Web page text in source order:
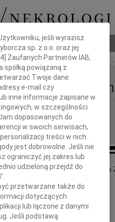
pogrzebowy
Ludera-Zimoch
zawiadamiamy, że dnia 24 sierpnia
Nasza Ukochana Mama
jeśli wyrazisz
sp. z o.o. oraz jej
] Zaufanych Partnerów IAB,
spółką powiązaną z
Twoje dane
e-mail czy
inne informacje zapisane w
w szczególności
dopasowanych do
w swoich serwisach,
treści w nich
jest dobrowolne. Jeśli nie
ograniczyć jej zakres lub
udzieloną przejdź do
przetwarzane także do
dotyczących
lub łączone z danymi
Jeśli podstawą